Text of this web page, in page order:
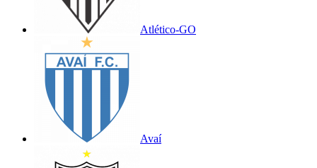
Atlético-GO
Avaí